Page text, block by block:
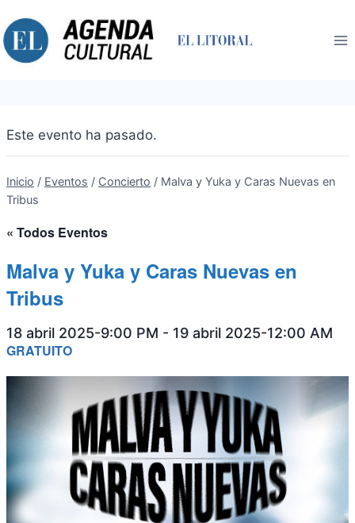
al
contenido
Este evento ha pasado.
Inicio / Eventos / Concierto / Malva y Yuka y Caras Nuevas en
Tribus
« Todos Eventos
Malva y Yuka y Caras Nuevas en
Tribus
18 abril 2025-9:00 PM - 19 abril 2025-12:00 AM
GRATUITO